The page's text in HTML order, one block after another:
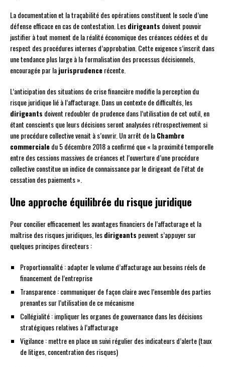
La documentation et la traçabilité des opérations constituent le socle d’une
défense efficace en cas de contestation. Lesdirigeants doivent pouvoir
justifier à tout moment de la réalité économique des créances cédées et du
respect des procédures internes d’approbation. Cette exigence s’inscrit dans
une tendance plus large à la formalisation des processus décisionnels,
encouragée par lajurisprudencerécente.
L’anticipation des situations de crise financière modifie la perception du
risque juridique lié à l’affacturage. Dans un contexte de difficultés, les
dirigeants doivent redoubler de prudence dans l’utilisation de cet outil, en
étant conscients que leurs décisions seront analysées rétrospectivement si
une procédure collective venait à s’ouvrir. Un arrêt de laChambre
commercialedu 5 décembre 2018 a confirmé que « la proximité temporelle
entre des cessions massives de créances et l’ouverture d’une procédure
collective constitue un indice de connaissance par le dirigeant de l’état de
cessation des paiements ».
Une approche équilibrée du risque juridique
Pour concilier efficacement les avantages financiers de l’affacturage et la
maîtrise des risques juridiques, lesdirigeants peuvent s’appuyer sur
quelques principes directeurs :
Proportionnalité : adapter le volume d’affacturage aux besoins réels de
financement de l’entreprise
Transparence : communiquer de façon claire avec l’ensemble des parties
prenantes sur l’utilisation de ce mécanisme
Collégialité : impliquer les organes de gouvernance dans les décisions
stratégiques relatives à l’affacturage
Vigilance : mettre en place un suivi régulier des indicateurs d’alerte (taux
de litiges, concentration des risques)